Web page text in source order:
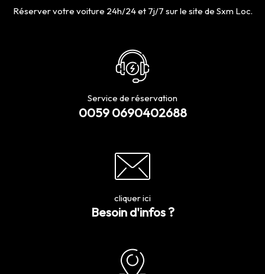
Réserver votre voiture 24h/24 et 7j/7 sur le site de Sxm Loc.
Service de réservation
0059 0690402688
cliquer ici
Besoin d'infos ?